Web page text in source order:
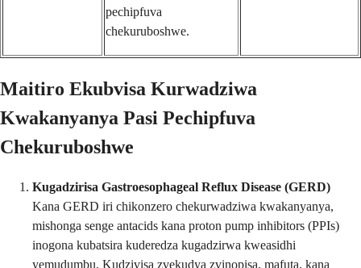
pechipfuva
chekuruboshwe.
Maitiro Ekubvisa Kurwadziwa
Kwakanyanya Pasi Pechipfuva
Chekuruboshwe
Kugadzirisa Gastroesophageal Reflux Disease (GERD)
Kana GERD iri chikonzero chekurwadziwa kwakanyanya,
mishonga senge antacids kana proton pump inhibitors (PPIs)
inogona kubatsira kuderedza kugadzirwa kweasidhi
yemudumbu. Kudzivisa zvekudya zvinopisa, mafuta, kana